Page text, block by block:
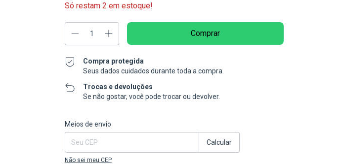
Só restam 2 em estoque!
Compra protegida
Seus dados cuidados durante toda a compra.
Trocas e devoluções
Se não gostar, você pode trocar ou devolver.
Entregas para o CEP:
Meios de envio
Calcular
Não sei meu CEP